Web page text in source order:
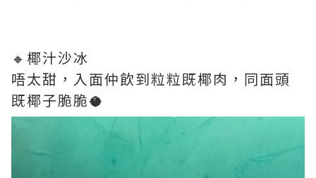
🔸椰汁沙冰
唔太甜，入面仲飲到粒粒既椰肉，同面頭
既椰子脆脆🥥